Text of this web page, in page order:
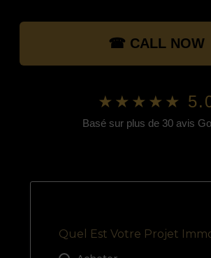
☎ CALL NOW
★★★★★
Basé sur plus de 30 avis